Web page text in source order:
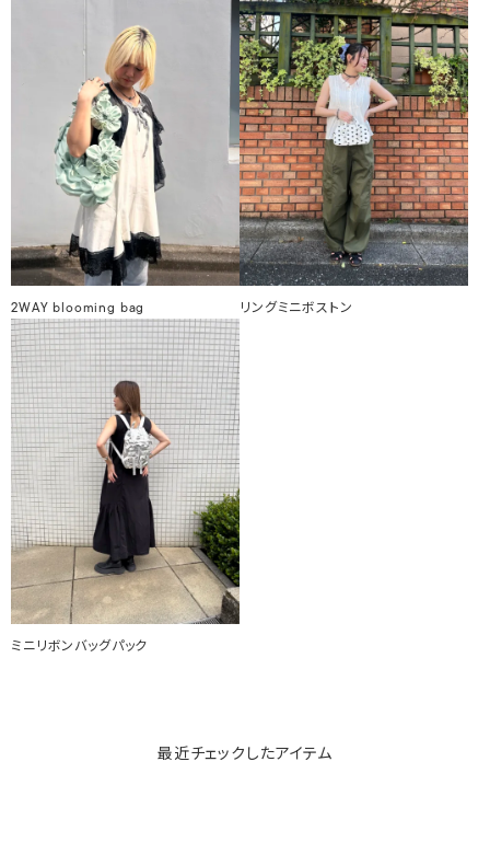
2WAY blooming bag リングミニボストン
ミニリボンバッグパック
最近チェックしたアイテム